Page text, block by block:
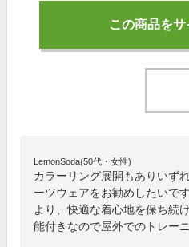
この商品を
LemonSoda(50代・女性)
カラーリング展開もありいず
ーツウェアをお勧めしたいで
より、快適な着心地を保ち続
能付きなので屋外でのトレー